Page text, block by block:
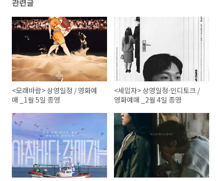
관련글
<모래바람> 상영일정 / 영화예
매 _1월 5일 종영
<세입자> 상영일정·인디토크 /
영화예매 _2월 4일 종영